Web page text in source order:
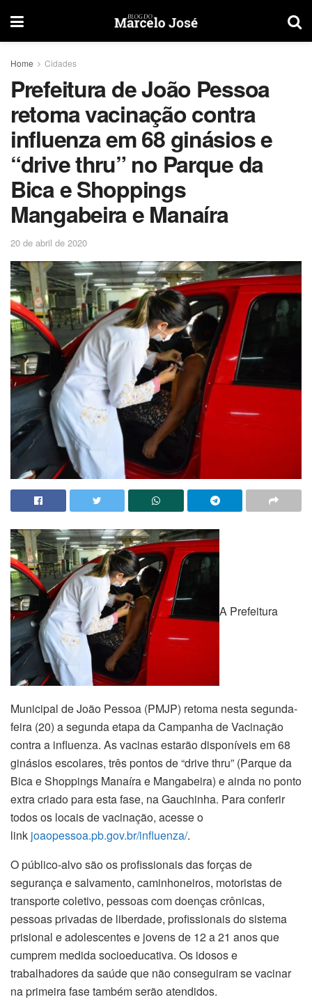
Home Cidades
Prefeitura de João Pessoa
retoma vacinação contra
influenza em 68 ginásios e
“drive thru” no Parque da
Bica e Shoppings
Mangabeira e Manaíra
20 de abril de 2020
A Prefeitura
Municipal de João Pessoa (PMJP) retoma nesta segunda-
feira (20) a segunda etapa da Campanha de Vacinação
contra a influenza. As vacinas estarão disponíveis em 68
ginásios escolares, três pontos de “drive thru” (Parque da
Bica e Shoppings Manaíra e Mangabeira) e ainda no ponto
extra criado para esta fase, na Gauchinha. Para conferir
todos os locais de vacinação, acesse o
link joaopessoa.pb.gov.br/influenza/.
O público-alvo são os profissionais das forças de
segurança e salvamento, caminhoneiros, motoristas de
transporte coletivo, pessoas com doenças crônicas,
pessoas privadas de liberdade, profissionais do sistema
prisional e adolescentes e jovens de 12 a 21 anos que
cumprem medida socioeducativa. Os idosos e
trabalhadores da saúde que não conseguiram se vacinar
na primeira fase também serão atendidos.